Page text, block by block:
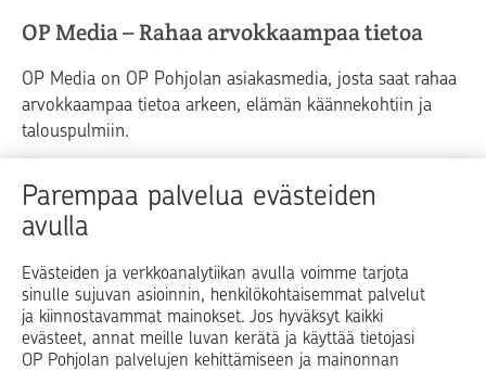
Parempaa palvelua evästeiden
avulla
Evästeiden ja verkkoanalytiikan avulla voimme tarjota
sinulle sujuvan asioinnin, henkilökohtaisemmat palvelut
ja kiinnostavammat mainokset. Jos hyväksyt kaikki
evästeet, annat meille luvan kerätä ja käyttää tietojasi
OP Pohjolan palvelujen kehittämiseen ja mainonnan
OP Media – Rahaa arvokkaampaa tietoa
OP Media on OP Pohjolan asiakasmedia, josta saat rahaa
arvokkaampaa tietoa arkeen, elämän käännekohtiin ja
talouspulmiin.
Raha Elämä
Yrityselämä
Blogit ja puheenvuorot
Op.fi OP Koti Pohjola Vahinkoapu
Facebook
X LinkedInInstagram